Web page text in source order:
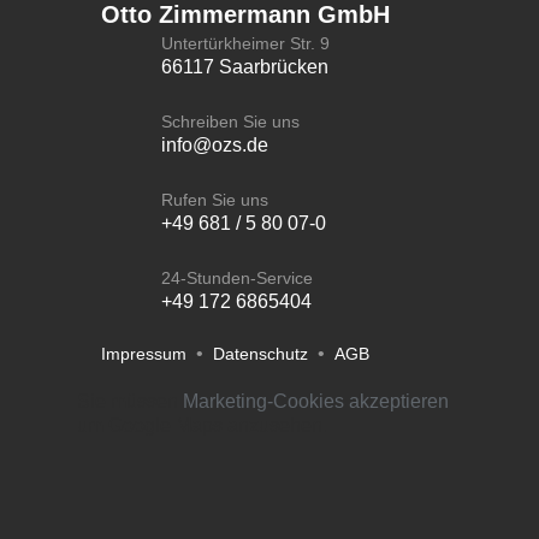
Otto Zimmermann GmbH
Untertürkheimer Str. 9
66117 Saarbrücken
Schreiben Sie uns
info@ozs.de
Rufen Sie uns
+49 681 / 5 80 07-0
24-Stunden-Service
+49 172 6865404
Impressum • Datenschutz • AGB
Marketing-Cookies akzeptieren